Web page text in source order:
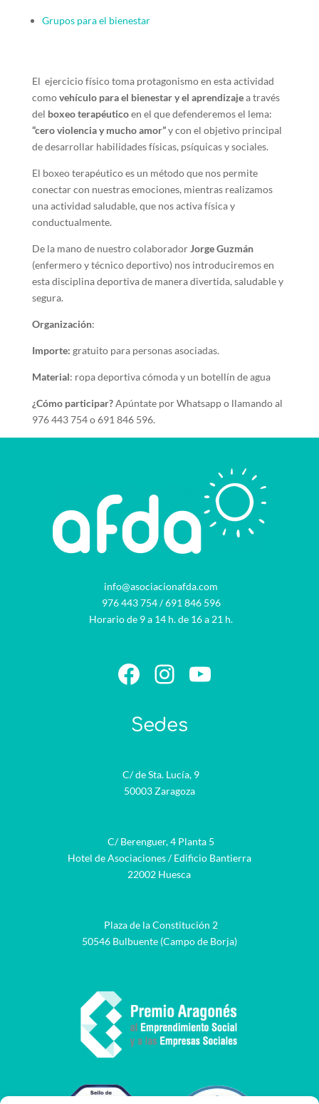
Grupos para el bienestar
El ejercicio físico toma protagonismo en esta actividad
comovehículo para el bienestar y el aprendizajea través
del boxeo terapéuticoen el que defenderemos el lema:
“cero violencia y mucho amor”y con el objetivo principal
de desarrollar habilidades físicas, psíquicas y sociales.
El boxeo terapéutico es un método que nos permite
conectar con nuestras emociones, mientras realizamos
una actividad saludable, que nos activa física y
conductualmente.
De la mano de nuestro colaborador Jorge Guzmán
(enfermero y técnico deportivo) nos introduciremos en
esta disciplina deportiva de manera divertida, saludable y
segura.
Organización:
Importe: gratuito para personas asociadas.
Material: ropa deportiva cómoda y un botellín de agua
¿Cómo participar?Apúntate por Whatsapp o llamando al
976 443 754 o 691 846 596.
info@asociacionafda.com
976 443 754/691 846 596
Horario de 9 a 14 h. de 16 a 21 h.
Facebook
Instagram
YouTube
Sedes
C/ de Sta. Lucía, 9
50003 Zaragoza
C/ Berenguer, 4 Planta 5
Hotel de Asociaciones / Edificio Bantierra
22002 Huesca
Plaza de la Constitución 2
50546 Bulbuente (Campo de Borja)